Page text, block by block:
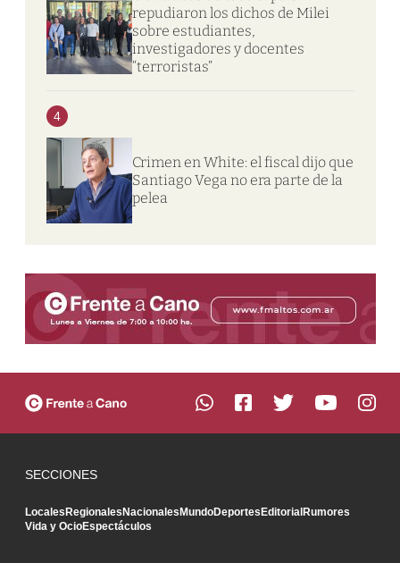
repudiaron los dichos de Milei
sobre estudiantes,
investigadores y docentes
“terroristas”
4
Crimen en White: el fiscal dijo que
Santiago Vega no era parte de la
pelea
SECCIONES
LocalesRegionalesNacionalesMundoDeportesEditorialRumores
Vida y OcioEspectáculos